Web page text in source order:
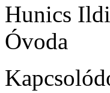
Hunics
Óvoda